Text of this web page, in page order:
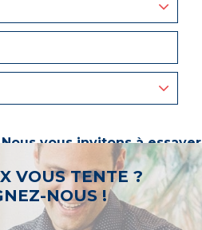
vous invitons à essayer
sélectionner un « métier ».
VOUS TENTE ?
NOUS !